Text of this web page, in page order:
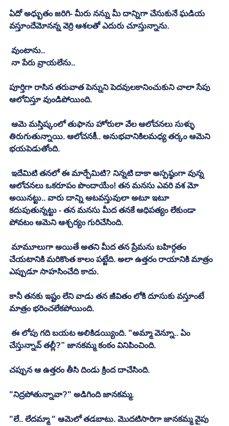
ఏదో అధ్బుతం జరిగి- మీరు నన్ను మీ దాన్నిగా చేసుకునే ఘడియ
వస్తూందేమోనన్న వెర్రి ఆశలతో ఎదురు చూస్తున్నాను.
వుంటాను..
నా పేరు వ్రాయలేను..
పూర్తిగా రాసిన తరువాత పెన్నుని పెదవులకానించుకుని చాలా సేపు
ఆలోచిస్తూ వుండిపోయింది.
తిరుగుతున్నాయి. ఆలోచనకీ.. అనుభవానికిలమధ్య తర్కం ఆమెని
భయపెడుతోంది.
ఆలోచనలు ఒకరూపం పొందాయేం! తన మనసు ఎవరి వశ మో
అయినట్టు.. వారు దాన్ని ఆటవస్తువులా అటూ ఇటూ
కదుపుతున్నట్టు - తన మనసు మీద తనకే ఆధిపత్యం లేకుండా
పోవటం ఆమెని ఆశ్చర్యం గురిచేసింది.
చేయటానికి మరికొంత కాలం పట్టేది. అలా ఉత్తరం రాయానికి మాత్రం
ఎప్పుడూ సాహసించేది కాదు.
కానీ తనకు ఇష్టం లేని వాడు తన జీవితం లోకి దూసుకు వస్తూంటే
మాత్రం భరించలేకపోయింది.
చేస్తున్నావ్‌ తల్లీ?” జానకమ్మ కంఠం వినిపించింది.
చప్పున ఆ ఉత్తరం తీసి దిండు క్రింద దాచేసింది.
"నిద్రపోతున్నావా?" అడిగింది జానకమ్మ.
"లే.. లేదమ్మా " ఆమెలో తడబాటు. మొదటిసారిగా జానకమ్మ వైపు